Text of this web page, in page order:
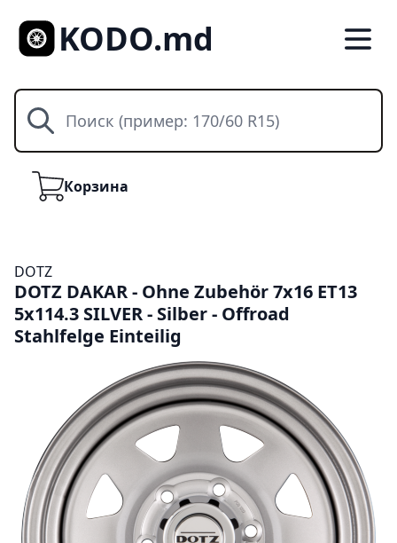
KODO.md
Поиск
КорзинаКорзина
DOTZ
DOTZ DAKAR - Ohne Zubehör 7x16 ET13
5x114.3 SILVER - Silber - Offroad
Stahlfelge Einteilig